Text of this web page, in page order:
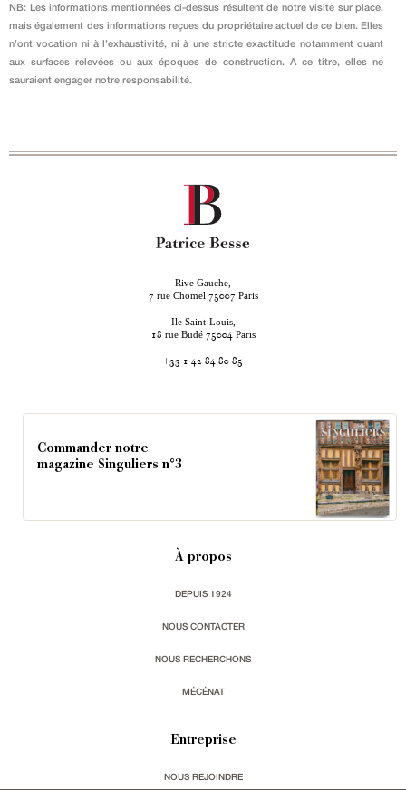
NB: Les informations mentionnées ci-dessus résultent de notre visite sur place,
mais également des informations reçues du propriétaire actuel de ce bien. Elles
n’ont vocation ni à l’exhaustivité, ni à une stricte exactitude notamment quant
aux surfaces relevées ou aux époques de construction. A ce titre, elles ne
sauraient engager notre responsabilité.
Rive Gauche,
7 rue Chomel 75007 Paris
Ile Saint-Louis,
18 rue Budé 75004 Paris
+33 1 42 84 80 85
Commander notre
magazine Singuliers n°3
À propos
DEPUIS 1924
NOUS CONTACTER
NOUS RECHERCHONS
MÉCÉNAT
Entreprise
NOUS REJOINDRE